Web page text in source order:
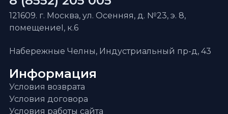
Информация
Условия возврата
Условия договора
Условия работы сайта
121609. г. Москва, ул. Осенняя, д. №23, э. 8,
помещениеI, к.6
Набережные Челны, Индустриальный пр-д, 43